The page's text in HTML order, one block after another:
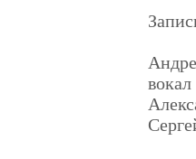
вокал